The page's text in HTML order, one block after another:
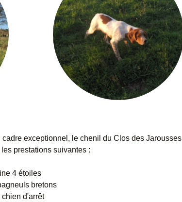
NOTRE ÉLEVAGE
cadre exceptionnel, le chenil du Clos des Jarousses
prestations suivantes :
4 étoiles
bretons
d'arrêt